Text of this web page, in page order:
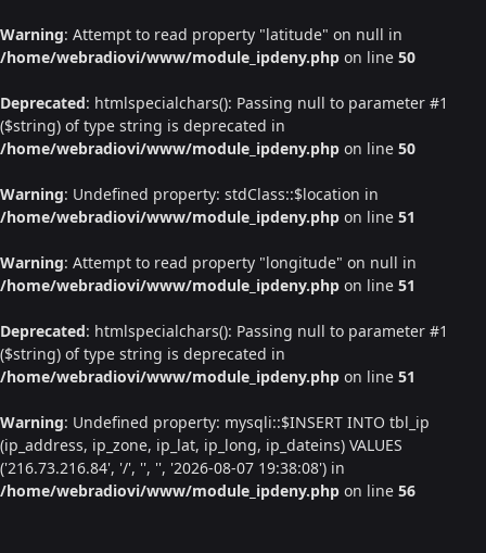
Warning: Attempt to read property "latitude" on null in
/home/webradiovi/www/module_ipdeny.php on line 50
Deprecated: htmlspecialchars(): Passing null to parameter #1
($string) of type string is deprecated in
/home/webradiovi/www/module_ipdeny.php on line 50
Warning: Undefined property: stdClass::$location in
/home/webradiovi/www/module_ipdeny.php on line 51
Warning: Attempt to read property "longitude" on null in
/home/webradiovi/www/module_ipdeny.php on line 51
Deprecated: htmlspecialchars(): Passing null to parameter #1
($string) of type string is deprecated in
/home/webradiovi/www/module_ipdeny.php on line 51
Warning: Undefined property: mysqli::$INSERT INTO tbl_ip
(ip_address, ip_zone, ip_lat, ip_long, ip_dateins) VALUES
('216.73.216.84', '/', '', '', '2026-08-07 19:38:08') in
/home/webradiovi/www/module_ipdeny.php on line 56